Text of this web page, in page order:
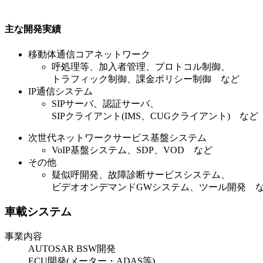
主な開発実績
移動体通信コアネットワーク
呼処理等、加入者管理、プロトコル制御、
トラフィック制御、課金ポリシー制御 など
IP通信システム
SIPサーバ、認証サーバ、
SIPクライアント(IMS、CUGクライアント) など
次世代ネットワークサービス基盤システム
VoIP基盤システム、SDP、VOD など
その他
疑似呼開発、故障診断サービスシステム、
ビデオオンデマンドGWシステム、ツール開発
車載システム
事業内容
AUTOSAR BSW開発
ECU開発(メーター・ADAS等)